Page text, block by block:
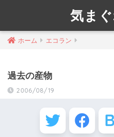
気ま
ホーム エコラン
過去の産物
2006/08/19